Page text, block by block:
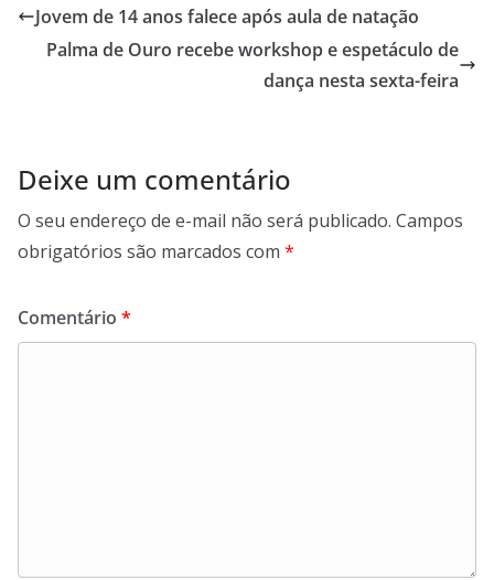
b
o
o
s
A
p
e
d
I
g
r
a
Jovem de 14 anos falece após aula de natação
Palma de Ouro recebe workshop e espetáculo de
dança nesta sexta-feira
Deixe um comentário
O seu endereço de e-mail não será publicado. Campos
obrigatórios são marcados com *
Comentário *